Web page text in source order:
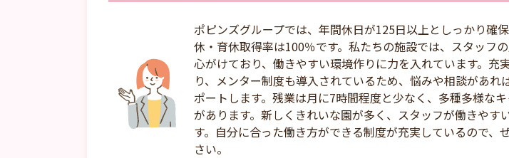
ポピンズグループでは、年間休日が125日以上としっかり確
休・育休取得率は100％です。私たちの施設では、スタッフ
心がけており、働きやすい環境作りに力を入れています。充
り、メンター制度も導入されているため、悩みや相談があれ
ポートします。残業は月に7時間程度と少なく、多種多様な
があります。新しくきれいな園が多く、スタッフが働きやす
す。自分に合った働き方ができる制度が充実しているので、
さい。